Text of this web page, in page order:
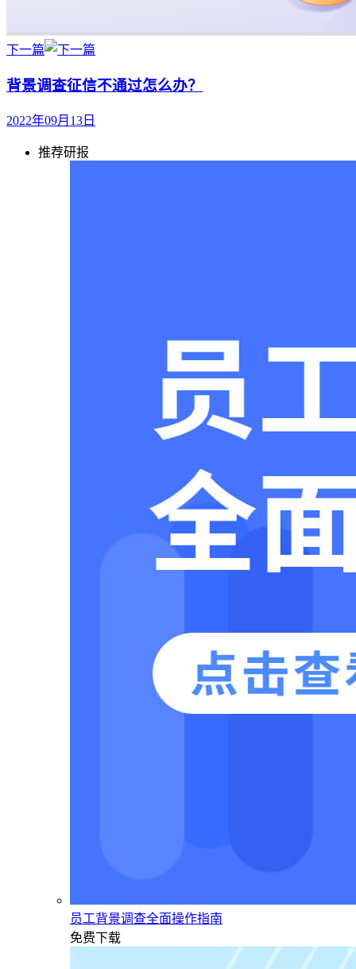
下一篇
背景调查征信不通过怎么办？
2022年09月13日
推荐研报
员工背景调查全面操作指南
免费下载